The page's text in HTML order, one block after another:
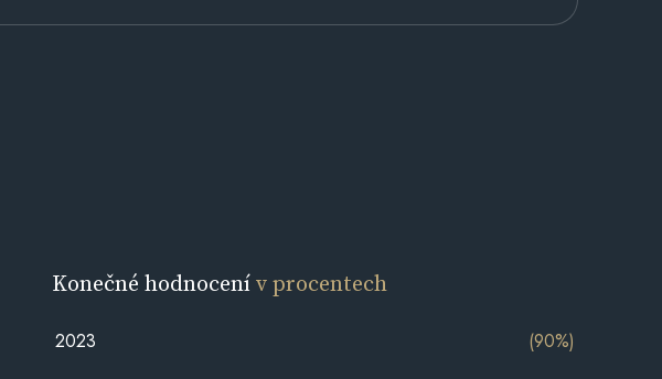
Konečné hodnocenív procentech
2023 (90%)